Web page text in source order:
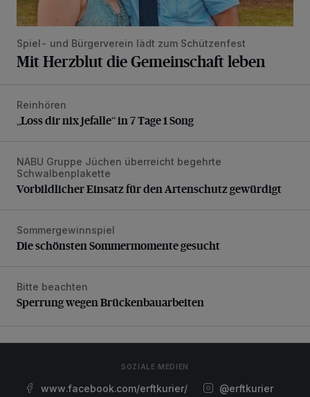
Spiel- und Bürgerverein lädt zum Schützenfest
Mit Herzblut die Gemeinschaft leben
„Loss dir nix jefalle“ in 7 Tage 1 Song
Reinhören
„Loss dir nix jefalle“ in 7 Tage 1 Song
Vorbildlicher Einsatz für den Artenschutz gewürdigt
NABU Gruppe Jüchen überreicht begehrte
Schwalbenplakette
Vorbildlicher Einsatz für den Artenschutz gewürdigt
Die schönsten Sommermomente gesucht
Sommergewinnspiel
Die schönsten Sommermomente gesucht
Sperrung wegen Brückenbauarbeiten
Bitte beachten
Sperrung wegen Brückenbauarbeiten
SOZIALE MEDIEN
www.facebook.com/erftkurier/ @erftkurier